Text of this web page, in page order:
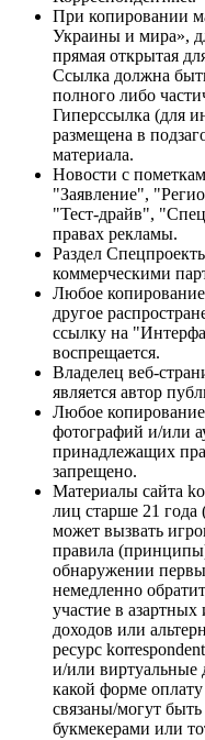
При копировании
Украины и мира»,
прямая открытая
Ссылка должна
полного либо
Гиперссылка (для
размещена в
материала.
Новости с
"Заявление",
"Тест-драйв",
правах рекламы.
Раздел
коммерческими
Любое
другое
ссылку на
воспрещается.
Владелец веб-
является автор
Любое
фотографий и/или
принадлежащих
запрещено.
Материалы сайта
лиц старше 21 года
может вызвать
правила
обнаружении
немедленно
участие в
доходов или
ресурс
и/или виртуальные
какой форме
связаны/могут
букмекерами или